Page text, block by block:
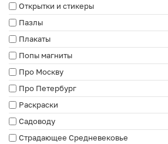
Открытки и стикеры
Пазлы
Плакаты
Попы магниты
Про Москву
Про Петербург
Раскраски
Садоводу
Страдающее Средневековье